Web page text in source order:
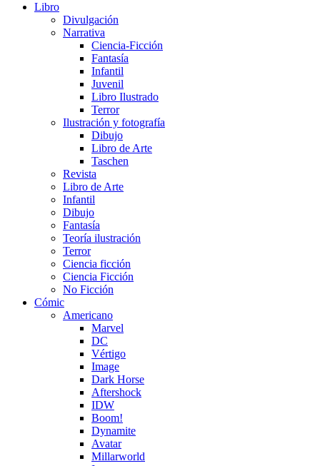
Libro
Divulgación
Narrativa
Ciencia-Ficción
Fantasía
Infantil
Juvenil
Libro Ilustrado
Terror
Ilustración y fotografía
Dibujo
Libro de Arte
Taschen
Revista
Libro de Arte
Infantil
Dibujo
Fantasía
Teoría ilustración
Terror
Ciencia ficción
Ciencia Ficción
No Ficción
Cómic
Americano
Marvel
DC
Vértigo
Image
Dark Horse
Aftershock
IDW
Boom!
Dynamite
Avatar
Millarworld